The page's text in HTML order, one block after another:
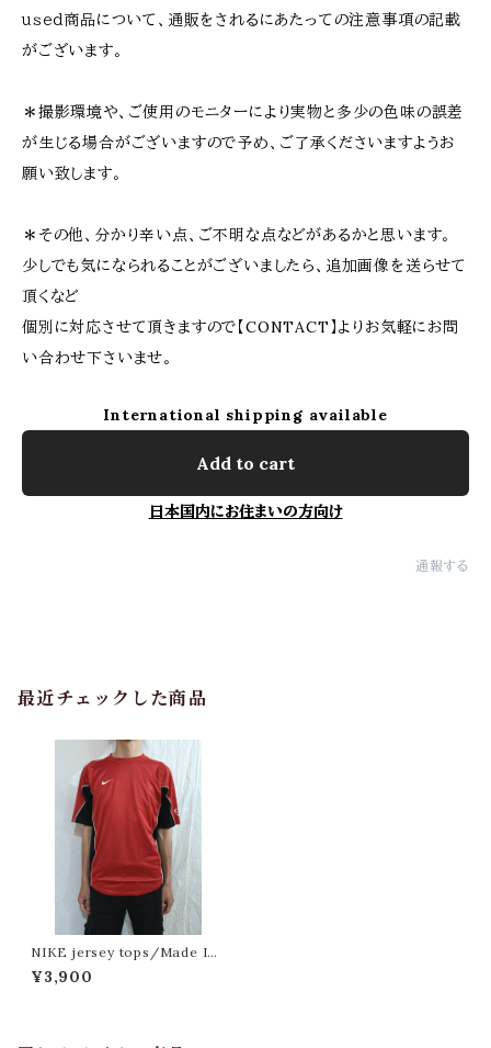
ｕｓｅｄ商品について、通販をされるにあたっての注意事項の記載
がございます。
＊撮影環境や、ご使用のモニターにより実物と多少の色味の誤差
が生じる場合がございますので予め、ご了承くださいますようお
願い致します。
＊その他、分かり辛い点、ご不明な点などがあるかと思います。
少しでも気になられることがございましたら、追加画像を送らせて
頂くなど
個別に対応させて頂きますので【CONTACT】よりお気軽にお問
い合わせ下さいませ。
International shipping available
Add to cart
日本国内にお住まいの方向け
通報する
最近チェックした商品
NIKE jersey tops/Made In
Egypt [fa-316] ナイキ ジャー
ジトップス
¥3,900